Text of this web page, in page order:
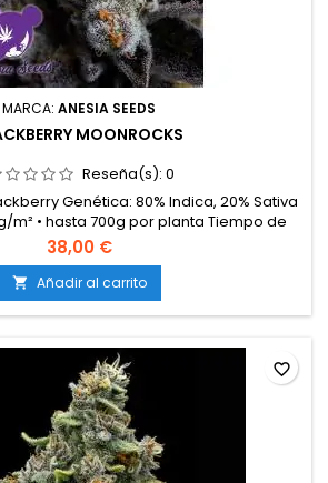
MARCA: ANESIA SEEDS
MOONROCKS
Reseña(s): 0
Genética: 80% Indica, 20% Sativa
m² • hasta 700g por planta Tiempo de
Cosecha en exterior: finales de
interior y exterior Altura: 110-130 cm
sabores: arándano, lavanda
38,00 €
 Añadir al carrito
favorite_border